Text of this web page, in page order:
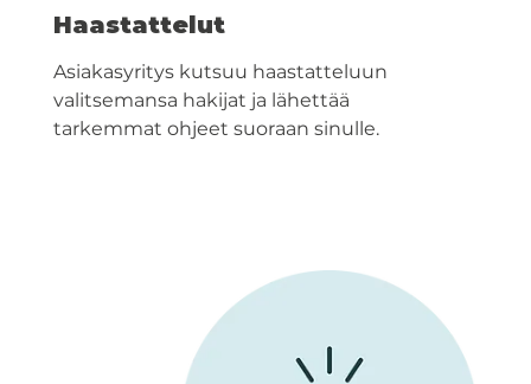
Haastattelut
Asiakasyritys kutsuu haastatteluun
valitsemansa hakijat ja lähettää
tarkemmat ohjeet suoraan sinulle.